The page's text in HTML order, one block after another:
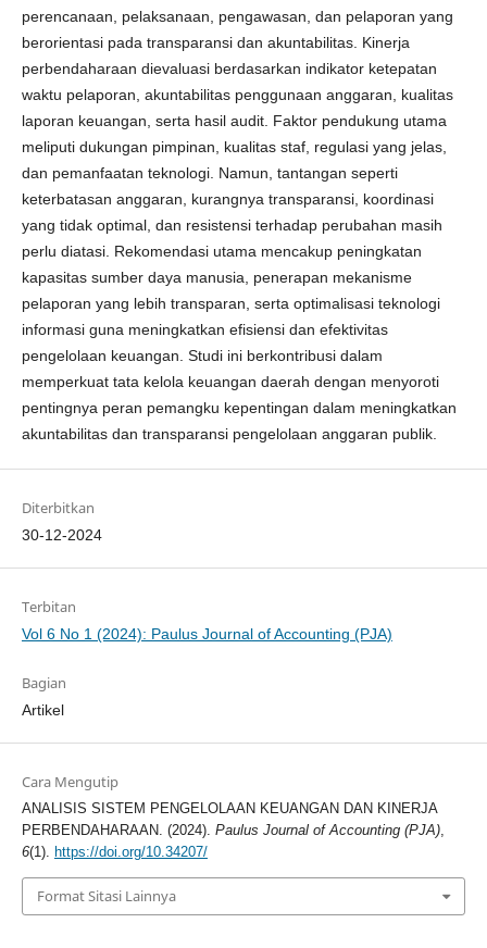
perencanaan, pelaksanaan, pengawasan, dan pelaporan yang
berorientasi pada transparansi dan akuntabilitas. Kinerja
perbendaharaan dievaluasi berdasarkan indikator ketepatan
waktu pelaporan, akuntabilitas penggunaan anggaran, kualitas
laporan keuangan, serta hasil audit. Faktor pendukung utama
meliputi dukungan pimpinan, kualitas staf, regulasi yang jelas,
dan pemanfaatan teknologi. Namun, tantangan seperti
keterbatasan anggaran, kurangnya transparansi, koordinasi
yang tidak optimal, dan resistensi terhadap perubahan masih
perlu diatasi. Rekomendasi utama mencakup peningkatan
kapasitas sumber daya manusia, penerapan mekanisme
pelaporan yang lebih transparan, serta optimalisasi teknologi
informasi guna meningkatkan efisiensi dan efektivitas
pengelolaan keuangan. Studi ini berkontribusi dalam
memperkuat tata kelola keuangan daerah dengan menyoroti
pentingnya peran pemangku kepentingan dalam meningkatkan
akuntabilitas dan transparansi pengelolaan anggaran publik.
Diterbitkan
30-12-2024
Terbitan
Vol 6 No 1 (2024): Paulus Journal of Accounting (PJA)
Bagian
Artikel
Cara Mengutip
ANALISIS SISTEM PENGELOLAAN KEUANGAN DAN KINERJA
PERBENDAHARAAN. (2024). Paulus Journal of Accounting (PJA),
6(1). https://doi.org/10.34207/
Format Sitasi Lainnya